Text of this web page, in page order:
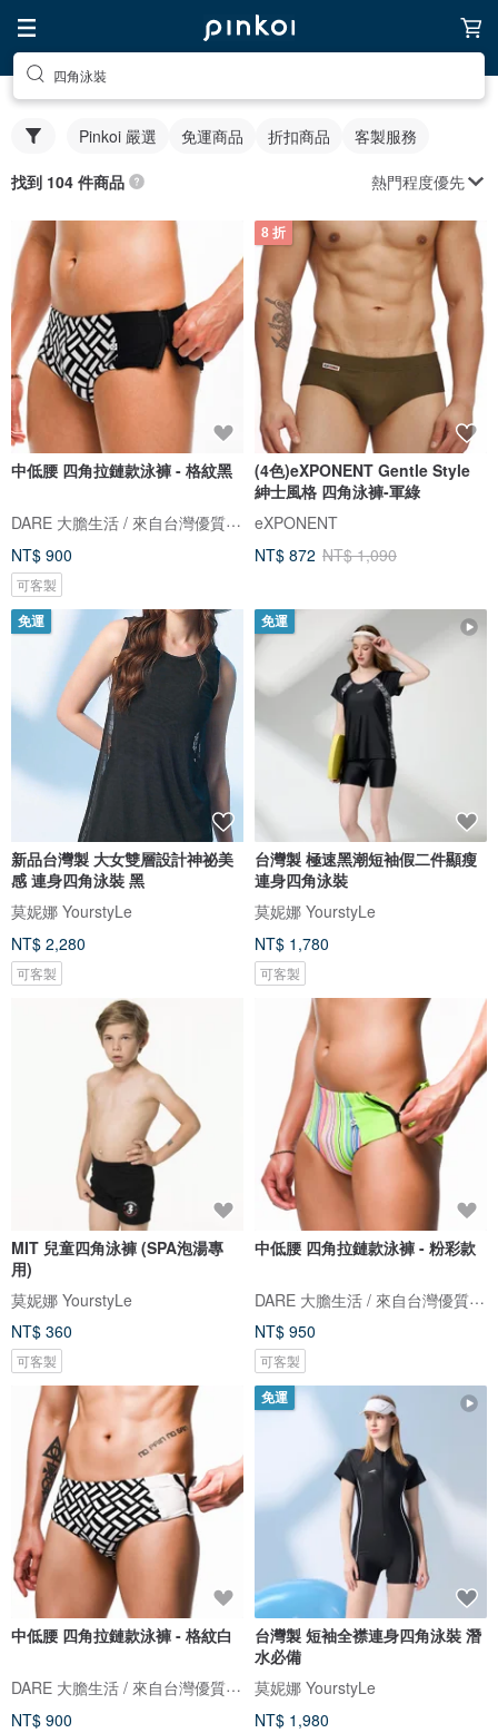
四角泳裝
Pinkoi 嚴選 免運商品 折扣商品 客製服務
找到 104 件商品 熱門程度優先
中低腰 四角拉鏈款泳褲 - 格紋黑
DARE 大膽生活 / 來自台灣優質男性內著
NT$ 900
可客製
8 折
(4色)eXPONENT Gentle Style
紳士風格 四角泳褲-軍綠
eXPONENT
NT$ 872 NT$ 1,090
免運
新品台灣製 大女雙層設計神祕美
感 連身四角泳裝 黑
莫妮娜 YourstyLe
NT$ 2,280
可客製
免運
台灣製 極速黑潮短袖假二件顯瘦
連身四角泳裝
莫妮娜 YourstyLe
NT$ 1,780
可客製
MIT 兒童四角泳褲 (SPA泡湯專
用)
莫妮娜 YourstyLe
NT$ 360
可客製
中低腰 四角拉鏈款泳褲 - 粉彩款
DARE 大膽生活 / 來自台灣優質男性內著
NT$ 950
可客製
中低腰 四角拉鏈款泳褲 - 格紋白
DARE 大膽生活 / 來自台灣優質男性內著
NT$ 900
免運
台灣製 短袖全襟連身四角泳裝 潛
水必備
莫妮娜 YourstyLe
NT$ 1,980